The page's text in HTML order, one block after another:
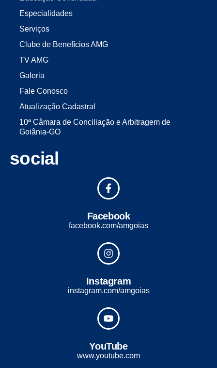
Especialidades
Serviços
Clube de Benefícios AMG
TV AMG
Galeria
Fale Conosco
Atualização Cadastral
10ª Câmara de Conciliação e Arbitragem de
Goiânia-GO
social
Facebook
facebook.com/amgoias
Instagram
instagram.com/amgoias
YouTube
www.youtube.com